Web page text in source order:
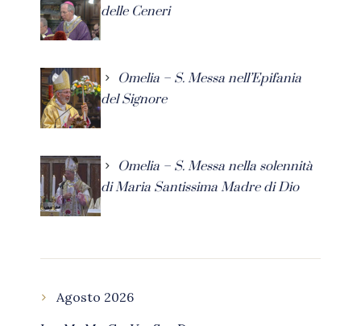
delle Ceneri
Omelia – S. Messa nell’Epifania
del Signore
Omelia – S. Messa nella solennità
di Maria Santissima Madre di Dio
Agosto 2026